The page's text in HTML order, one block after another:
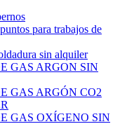
para trabajos de
sin alquiler
GAS ARGON SIN
GAS ARGÓN CO2
GAS OXÍGENO SIN